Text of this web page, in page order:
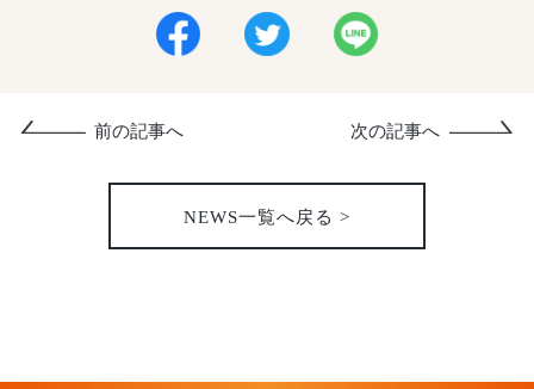
NEWS一覧へ戻る >
前の記事へ 次の記事へ